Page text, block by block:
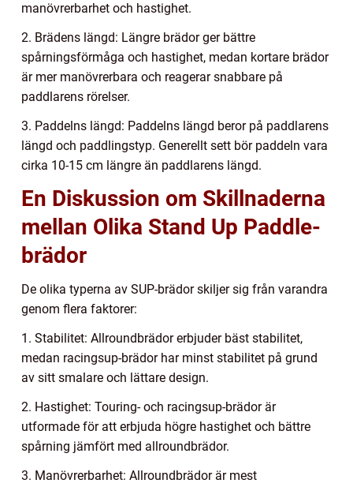
manövrerbarhet och hastighet.
2. Brädens längd: Längre brädor ger bättre
spårningsförmåga och hastighet, medan kortare brädor
är mer manövrerbara och reagerar snabbare på
paddlarens rörelser.
3. Paddelns längd: Paddelns längd beror på paddlarens
längd och paddlingstyp. Generellt sett bör paddeln vara
cirka 10-15 cm längre än paddlarens längd.
En Diskussion om Skillnaderna
mellan Olika Stand Up Paddle-
brädor
De olika typerna av SUP-brädor skiljer sig från varandra
genom flera faktorer:
1. Stabilitet: Allroundbrädor erbjuder bäst stabilitet,
medan racingsup-brädor har minst stabilitet på grund
av sitt smalare och lättare design.
2. Hastighet: Touring- och racingsup-brädor är
utformade för att erbjuda högre hastighet och bättre
spårning jämfört med allroundbrädor.
3. Manövrerbarhet: Allroundbrädor är mest